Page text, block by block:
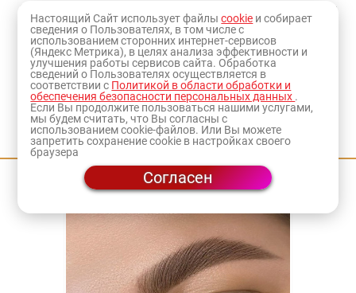
Оформите заказ и товар доставят в ближайший к
ваммагазинили по адресу.
Приходите на мастер-классы
Настоящий Сайт использует файлыcookie и собирает
сведения о Пользователях, в том числе с
использованием сторонних интернет-сервисов
(Яндекс Метрика), в целях анализа эффективности и
улучшения работы сервисов сайта. Обработка
сведений о Пользователях осуществляется в
соответствии с Политикой в области обработки и
обеспечения безопасности персональных данных .
Если Вы продолжите пользоваться нашими услугами,
мы будем считать, что Вы согласны с
использованием cookie-файлов. Или Вы можете
запретить сохранение cookie в настройках своего
браузера
Согласен